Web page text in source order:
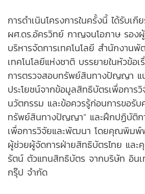
การดำเนินโครงการในครั้งนี้ ได้รับเกี
ผศ.ดร.อัครวิทย์ กาญจนโอภาษ รอง
บริหารจัดการเทคโนโลยี สำนักงาน
เทคโนโลยีแห่งชาติ บรรยายในหัวข้อ
การตรวจสอบทรัพย์สินทางปัญญา แ
ประโยชน์จากข้อมูลสิทธิบัตรเพื่อการ
นวัตกรรม และข้อควรรู้ก่อนการขอรั
ทรัพย์สินทางปัญญา” และฝึกปฏิบัติ
เพื่อการวิจัยและพัฒนา โดยคุณพิม
ผู้ช่วยผู้จัดการฝ่ายสิทธิบัตรไทย แล
รัตน์ ตัวแทนสิทธิบัตร จากบริษัท อินเ
กรุ๊ป จำกัด